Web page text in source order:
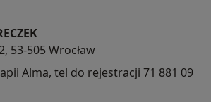
53-505 Wrocław
Alma, tel do rejestracji 71 881 09